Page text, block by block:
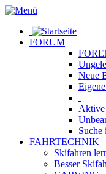
FORUM
Neue
Eigene
Aktive
Suche
FAHRTECHNIK
Skifahren
Besser